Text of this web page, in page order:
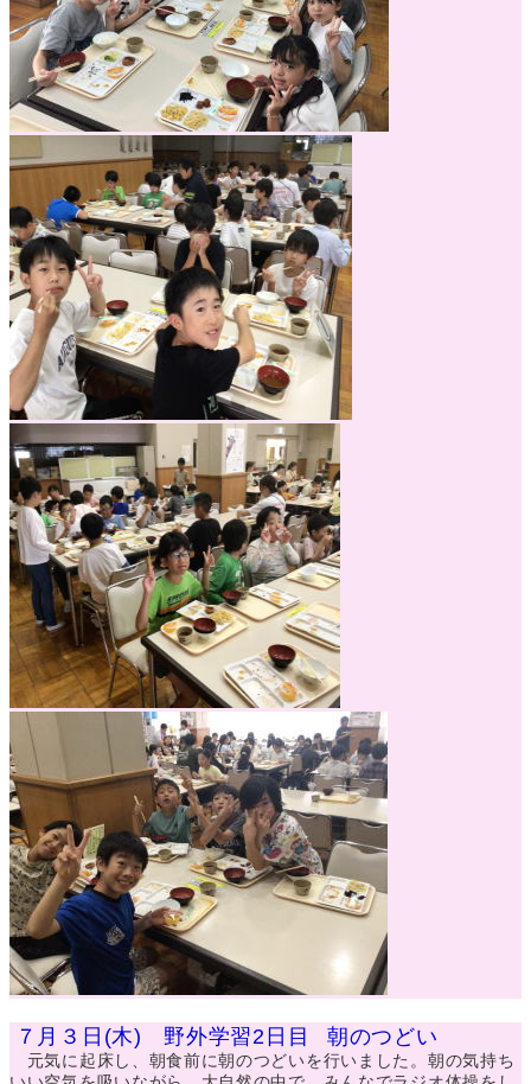
７月３日(木) 野外学習2日目 朝のつどい
元気に起床し、朝食前に朝のつどいを行いました。朝の気持ち